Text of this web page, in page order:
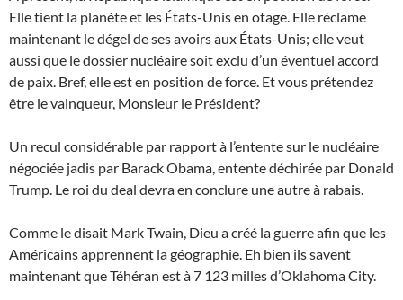
Elle tient la planète et les États-Unis en otage. Elle réclame
maintenant le dégel de ses avoirs aux États-Unis; elle veut
aussi que le dossier nucléaire soit exclu d’un éventuel accord
de paix. Bref, elle est en position de force. Et vous prétendez
être le vainqueur, Monsieur le Président?
Un recul considérable par rapport à l’entente sur le nucléaire
négociée jadis par Barack Obama, entente déchirée par Donald
Trump. Le roi du deal devra en conclure une autre à rabais.
Comme le disait Mark Twain, Dieu a créé la guerre afin que les
Américains apprennent la géographie. Eh bien ils savent
maintenant que Téhéran est à 7 123 milles d’Oklahoma City.